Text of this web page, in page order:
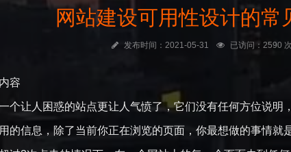
网站建设可用性设计的常
发布时间：2021-05-31 已访问：2590 次
容
个让人困惑的站点更让人气愤了，它们没有任何方位说
的信息，除了当前你正在浏览的页面，你最想做的事情